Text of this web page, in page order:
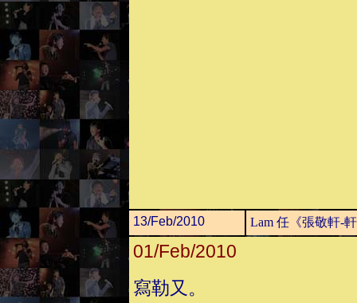
13/Feb/2010 Lam 任《張敬軒-
01/Feb/2010
寫勒又。